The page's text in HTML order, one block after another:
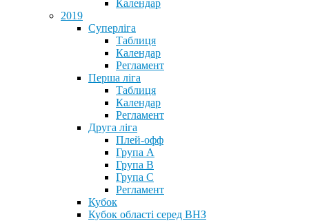
Календар
2019
Суперліга
Таблиця
Календар
Регламент
Перша ліга
Таблиця
Календар
Регламент
Друга ліга
Плей-офф
Група А
Група В
Група С
Регламент
Кубок
Кубок області серед ВНЗ